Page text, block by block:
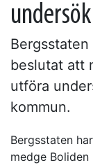
beslutat att
utföra
kommun.
Bergsstaten
medge